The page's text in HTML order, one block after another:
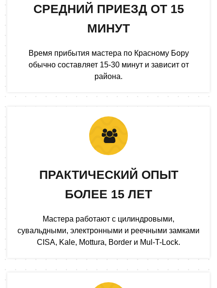
СРЕДНИЙ ПРИЕЗД ОТ 15
МИНУТ
Время прибытия мастера по Красному Бору
обычно составляет 15-30 минут и зависит от
района.
ПРАКТИЧЕСКИЙ ОПЫТ
БОЛЕЕ 15 ЛЕТ
Мастера работают с цилиндровыми,
сувальдными, электронными и реечными замками
CISA, Kale, Mottura, Border и Mul-T-Lock.